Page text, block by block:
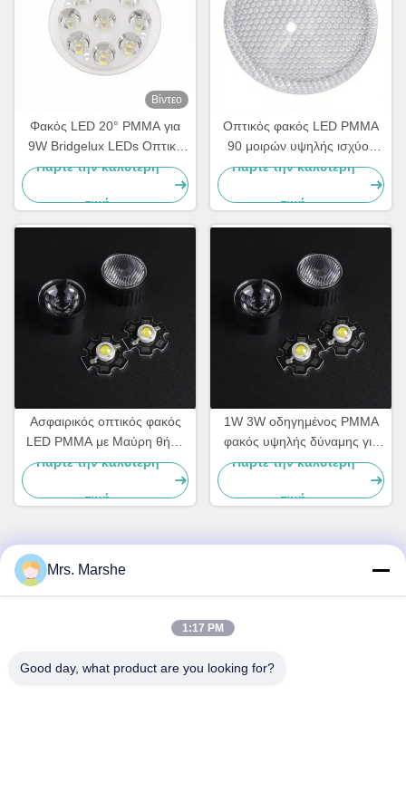
Βίντεο
Φακός LED 20° PMMA για
9W Bridgelux LEDs Οπτική
λύση για τούνελ, έμφαση και
Πάρτε την καλύτερη
τιμή
Οπτικός φακός LED PMMA
90 μοιρών υψηλής ισχύος
1W/3W για τσιπ LED υψηλής
Πάρτε την καλύτερη
τιμή
Ασφαιρικός οπτικός φακός
LED PMMA με Μαύρη θήκη
για Spot Light LED | Γωνία
Πάρτε την καλύτερη
τιμή
1W 3W οδηγημένος PMMA
φακός υψηλής δύναμης για
το ασφαιρικό οδηγημένο
Πάρτε την καλύτερη
τιμή
Γρήγορη επικοινωνία
Longxiang, περιοχή Longgang, Shenzhen, Κίνα 518172
Mrs. Marshe
1:17 PM
Good day, what product are you looking for?